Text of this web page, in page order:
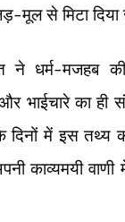
से मिटा दिया
ने धर्म-मजहब की
का ही
में इस तथ्य
काव्यमयी